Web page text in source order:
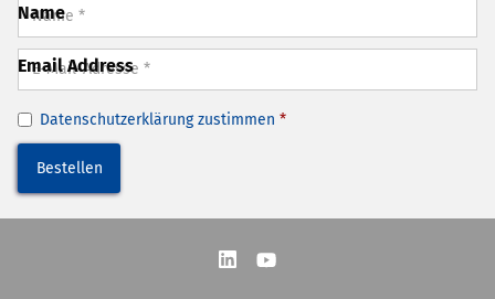
Name
Email Address
Datenschutzerklärungzustimmen *